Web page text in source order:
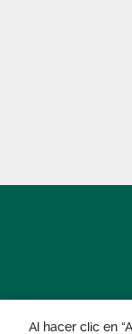
Al hacer clic en